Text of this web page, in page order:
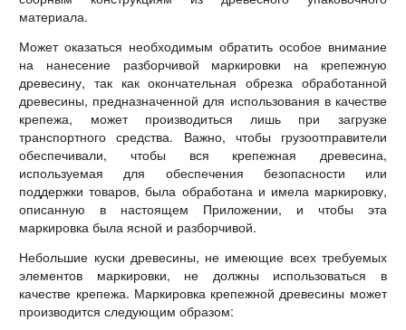
материала.
Может оказаться необходимым обратить особое внимание
на нанесение разборчивой маркировки на крепежную
древесину, так как окончательная обрезка обработанной
древесины, предназначенной для использования в качестве
крепежа, может производиться лишь при загрузке
транспортного средства. Важно, чтобы грузоотправители
обеспечивали, чтобы вся крепежная древесина,
используемая для обеспечения безопасности или
поддержки товаров, была обработана и имела маркировку,
описанную в настоящем Приложении, и чтобы эта
маркировка была ясной и разборчивой.
Небольшие куски древесины, не имеющие всех требуемых
элементов маркировки, не должны использоваться в
качестве крепежа. Маркировка крепежной древесины может
производится следующим образом: